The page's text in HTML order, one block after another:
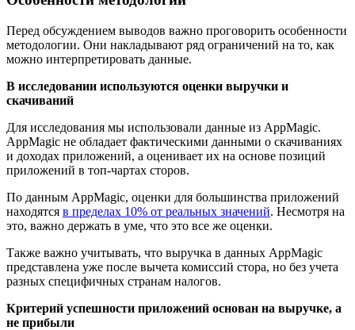
Перед обсуждением выводов важно проговорить особенности
методологии. Они накладывают ряд ограничений на то, как
можно интерпретировать данные.
В исследовании используются оценки выручки и
скачиваний
Для исследования мы использовали данные из AppMagic.
AppMagic не обладает фактическими данными о скачиваниях
и доходах приложений, а оценивает их на основе позиций
приложений в топ-чартах сторов.
По данным AppMagic, оценки для большинства приложений
находятся в пределах 10% от реальных значений. Несмотря на
это, важно держать в уме, что это все же оценки.
Также важно учитывать, что выручка в данных AppMagic
представлена уже после вычета комиссий стора, но без учета
разных специфичных странам налогов.
Критерий успешности приложений основан на выручке, а
не прибыли